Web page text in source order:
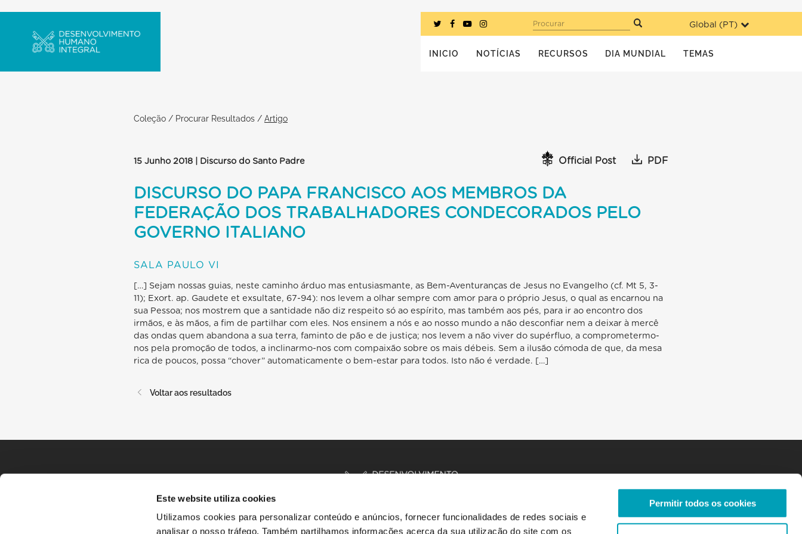
Este website utiliza cookies
Utilizamos cookies para personalizar conteúdo e anúncios, fornecer funcionalidades de redes sociais e
analisar o nosso tráfego. Também partilhamos informações acerca da sua utilização do site com os
Permitir todos os cookies
Global (PT)
Procurar
INICIO NOTÍCIAS RECURSOS DIA MUNDIAL TEMAS
Coleção / Procurar Resultados / Artigo
15 Junho 2018 | Discurso do Santo Padre Official Post PDF
DISCURSO DO PAPA FRANCISCO AOS MEMBROS DA
FEDERAÇÃO DOS TRABALHADORES CONDECORADOS PELO
GOVERNO ITALIANO
SALA PAULO VI
[…] Sejam nossas guias, neste caminho árduo mas entusiasmante, as Bem-Aventuranças de Jesus no Evangelho (cf. Mt 5, 3-
11); Exort. ap. Gaudete et exsultate, 67-94): nos levem a olhar sempre com amor para o próprio Jesus, o qual as encarnou na
sua Pessoa; nos mostrem que a santidade não diz respeito só ao espírito, mas também aos pés, para ir ao encontro dos
irmãos, e às mãos, a fim de partilhar com eles. Nos ensinem a nós e ao nosso mundo a não desconfiar nem a deixar à mercê
das ondas quem abandona a sua terra, faminto de pão e de justiça; nos levem a não viver do supérfluo, a comprometermo-
nos pela promoção de todos, a inclinarmo-nos com compaixão sobre os mais débeis. Sem a ilusão cómoda de que, da mesa
rica de poucos, possa “chover” automaticamente o bem-estar para todos. Isto não é verdade. […]
Voltar aos resultados